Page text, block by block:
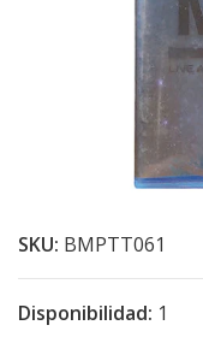
SKU: BMPTT061
Disponibilidad: 1